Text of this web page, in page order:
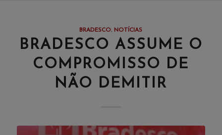
BRADESCO, NOTÍCIAS
BRADESCO ASSUME O
COMPROMISSO DE
NÃO DEMITIR